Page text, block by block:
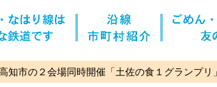
知市の２会場同時開催「土佐の食１グランプ